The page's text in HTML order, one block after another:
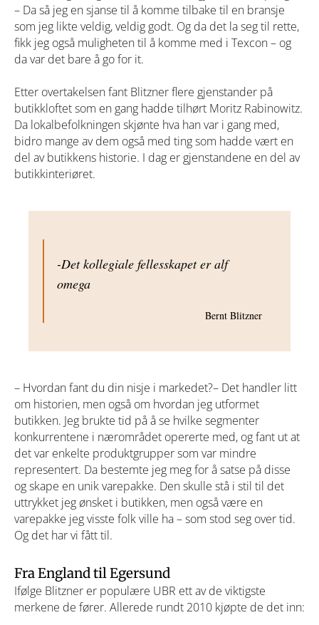
– Da så jeg en sjanse til å komme tilbake til en bransje
som jeg likte veldig, veldig godt. Og da det la seg til rette,
fikk jeg også muligheten til å komme med i Texcon – og
da var det bare å go for it.
Etter overtakelsen fant Blitzner flere gjenstander på
butikkloftet som en gang hadde tilhørt Moritz Rabinowitz.
Da lokalbefolkningen skjønte hva han var i gang med,
bidro mange av dem også med ting som hadde vært en
del av butikkens historie. I dag er gjenstandene en del av
butikkinteriøret.
-Det kollegiale fellesskapet er alf
omega
Bernt Blitzner
– Hvordan fant du din nisje i markedet?– Det handler litt
om historien, men også om hvordan jeg utformet
butikken. Jeg brukte tid på å se hvilke segmenter
konkurrentene i nærområdet opererte med, og fant ut at
det var enkelte produktgrupper som var mindre
representert. Da bestemte jeg meg for å satse på disse
og skape en unik varepakke. Den skulle stå i stil til det
uttrykket jeg ønsket i butikken, men også være en
varepakke jeg visste folk ville ha – som stod seg over tid.
Og det har vi fått til.
Fra England til Egersund
Ifølge Blitzner er populære UBR ett av de viktigste
merkene de fører. Allerede rundt 2010 kjøpte de det inn: